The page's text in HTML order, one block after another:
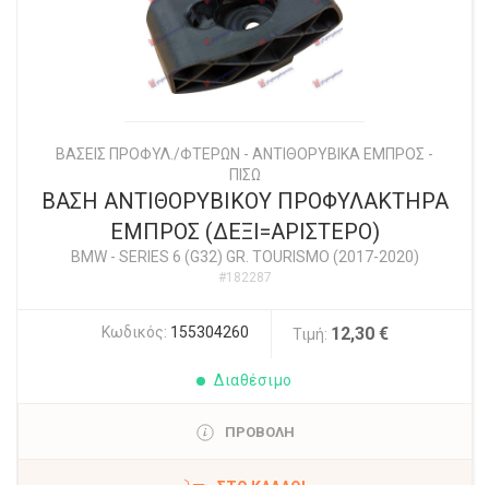
ΒΑΣΕΙΣ ΠΡΟΦΥΛ./ΦΤΕΡΩΝ - ΑΝΤΙΘΟΡΥΒΙΚΑ ΕΜΠΡΟΣ -
ΠΙΣΩ
ΒΑΣΗ ΑΝΤΙΘΟΡΥΒΙΚΟΥ ΠΡΟΦΥΛΑΚΤΗΡΑ
ΕΜΠΡΟΣ (ΔΕΞΙ=ΑΡΙΣΤΕΡΟ)
BMW- SERIES 6 (G32) GR. TOURISMO (2017-2020)
#182287
Κωδικός: 155304260 Τιμή: 12,30 €
Διαθέσιμο
ΠΡΟΒΟΛΗ